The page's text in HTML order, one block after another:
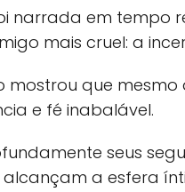
narrada em tempo
mais cruel: a
mostrou que
e fé inabalável.
seus
alcançam a esfera